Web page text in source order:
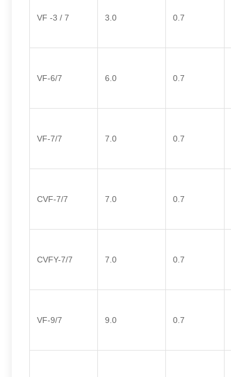
VF -3 / 7 3.0 0.7
VF-6/7 6.0 0.7
VF-7/7 7.0 0.7
CVF-7/7 7.0 0.7
CVFY-7/7 7.0 0.7
VF-9/7 9.0 0.7